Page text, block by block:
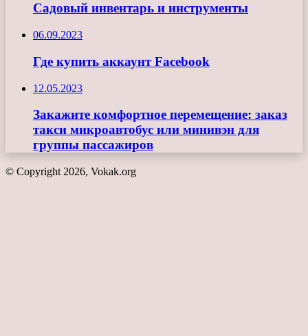
Садовый инвентарь и инструменты
06.09.2023
Где купить аккаунт Facebook
12.05.2023
Закажите комфортное перемещение: заказ
такси микроавтобус или минивэн для
группы пассажиров
© Copyright 2026, Vokak.org